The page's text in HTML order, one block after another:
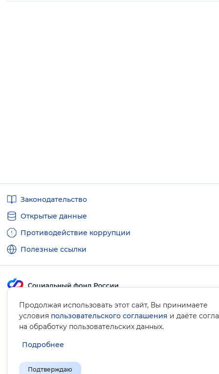
Продолжая использовать этот сайт, Вы принимаете
условия пользовательского соглашения и даёте
на обработку пользовательских данных.
Подробнее
Подтверждаю
ссылкиЗаконодательство
Открытые данные
Противодействие коррупции
Полезные ссылки
Карта сайта